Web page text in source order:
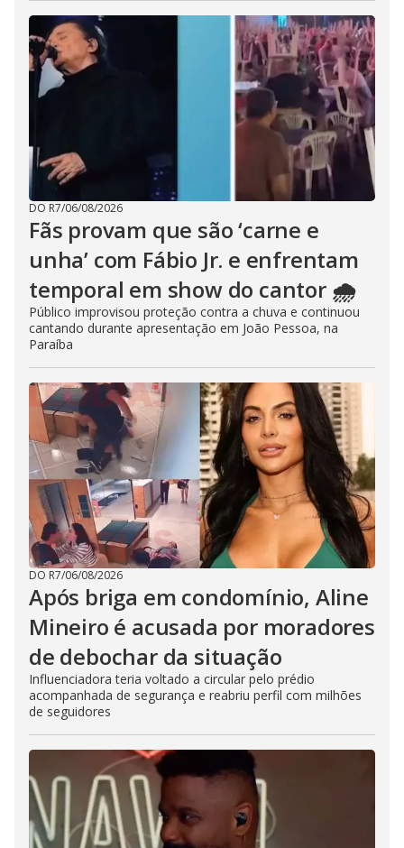
DO R7/06/08/2026
Fãs provam que são ‘carne e
unha’ com Fábio Jr. e enfrentam
temporal em show do cantor 🌧️
Público improvisou proteção contra a chuva e continuou
cantando durante apresentação em João Pessoa, na
Paraíba
DO R7/06/08/2026
Após briga em condomínio, Aline
Mineiro é acusada por moradores
de debochar da situação
Influenciadora teria voltado a circular pelo prédio
acompanhada de segurança e reabriu perfil com milhões
de seguidores